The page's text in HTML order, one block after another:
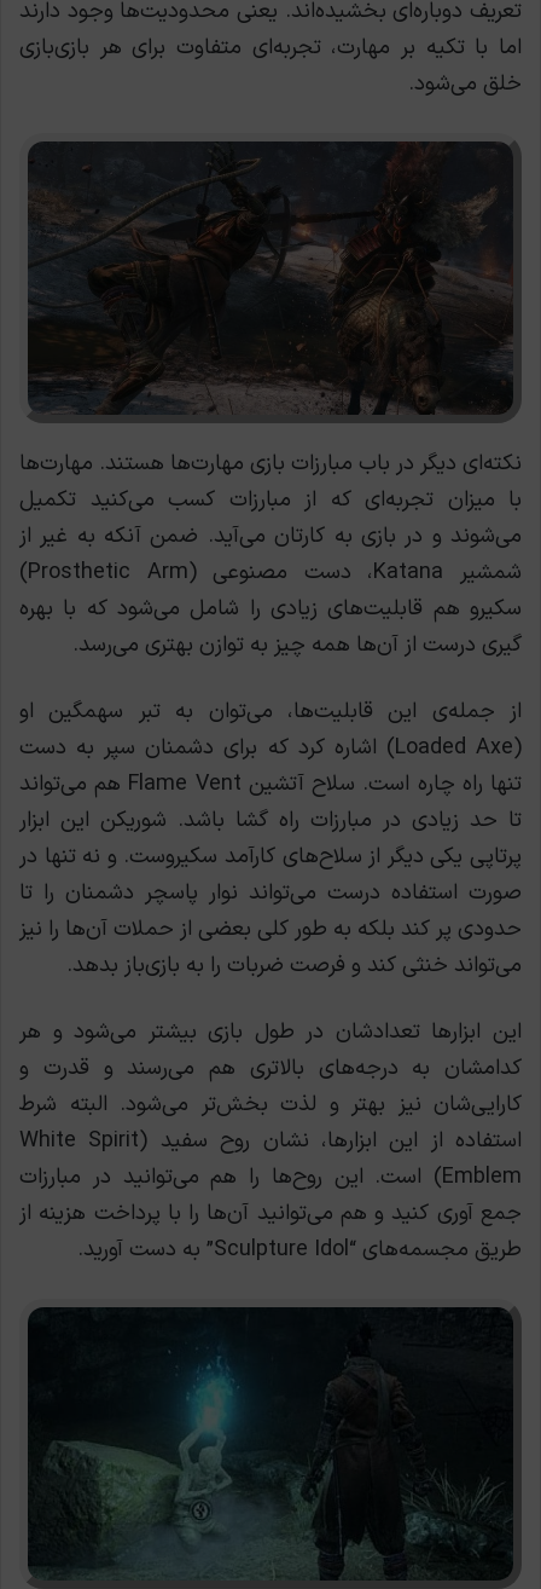
تعریف دوباره‌ای بخشیده‌اند. یعنی محدودیت‌ها وجود دارند
اما با تکیه بر مهارت، تجربه‌ای متفاوت برای هر بازی‌بازی
خلق می‌شود.
نکته‌ای دیگر در باب مبارزات بازی مهارت‌ها هستند. مهارت‌ها
با میزان تجربه‌ای که از مبارزات کسب می‌کنید تکمیل
می‌شوند و در بازی به کارتان می‌آید. ضمن آنکه به غیر از
شمشیر Katana، دست مصنوعی (Prosthetic Arm)
سکیرو هم قابلیت‌های زیادی را شامل می‌شود که با بهره
گیری درست از آن‌ها همه چیز به توازن بهتری می‌رسد.
از جمله‌ی این قابلیت‌ها، می‌توان به تبر سهمگین او
(Loaded Axe) اشاره کرد که برای دشمنان سپر به دست
تنها راه چاره است. سلاح آتشین Flame Vent هم می‌تواند
تا حد زیادی در مبارزات راه گشا باشد. شوریکن این ابزار
پرتاپی یکی دیگر از سلاح‌های کارآمد سکیروست. و نه تنها در
صورت استفاده درست می‌تواند نوار پاسچر دشمنان را تا
حدودی پر کند بلکه به طور کلی بعضی از حملات آن‌ها را نیز
می‌تواند خنثی کند و فرصت ضربات را به بازی‌باز بدهد.
این ابزارها تعدادشان در طول بازی بیشتر می‌شود و هر
کدامشان به درجه‌های بالاتری هم می‌رسند و قدرت و
کارایی‌شان نیز بهتر و لذت بخش‌تر می‌شود. البته شرط
استفاده از این ابزارها، نشان روح سفید (White Spirit
Emblem) است. این روح‌ها را هم می‌توانید در مبارزات
جمع آوری کنید و هم می‌توانید آن‌ها را با پرداخت هزینه از
طریق مجسمه‌های “Sculpture Idol” به دست آورید.